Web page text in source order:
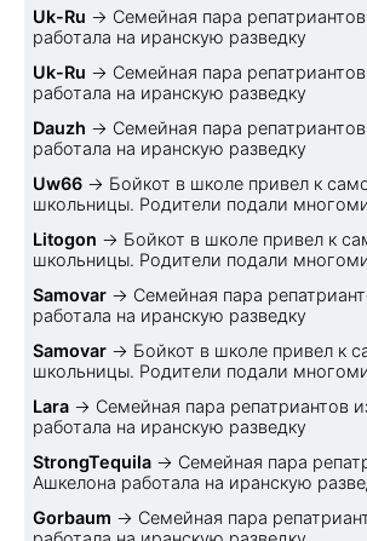
Uk-Ru → Семейная пара
работала на иранскую разведку
Uk-Ru → Семейная пара
работала на иранскую разведку
Dauzh → Семейная пара
работала на иранскую разведку
Uw66 → Бойкот в школе привел к
школьницы. Родители подали
Litogon → Бойкот в школе привел к
школьницы. Родители подали
Samovar → Семейная пара
работала на иранскую разведку
Samovar → Бойкот в школе привел к
школьницы. Родители подали
Lara → Семейная пара репатриантов
работала на иранскую разведку
StrongTequila → Семейная пара
Ашкелона работала на иранскую
Gorbaum → Семейная пара